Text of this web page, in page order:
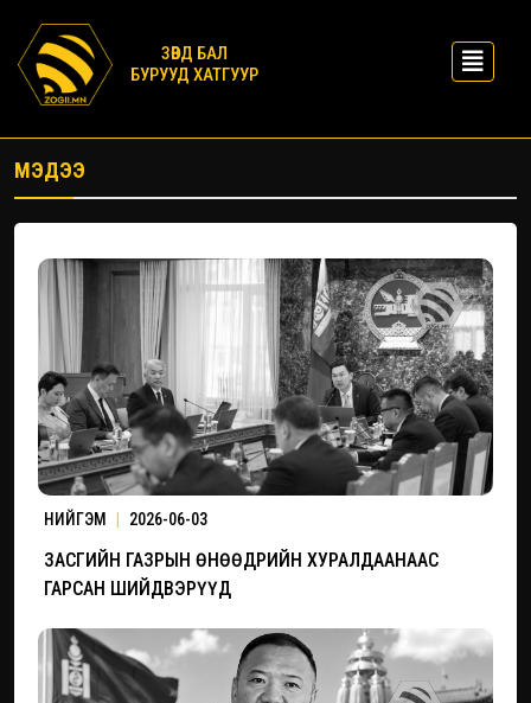
ЗӨВД БАЛ
БУРУУД ХАТГУУР
МЭДЭЭ
НИЙГЭМ 2026-06-03
ЗАСГИЙН ГАЗРЫН ӨНӨӨДРИЙН ХУРАЛДААНААС
ГАРСАН ШИЙДВЭРҮҮД